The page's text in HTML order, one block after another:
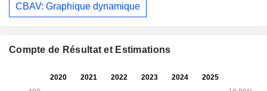
CBAV: Graphique dynamique
Compte de Résultat et Estimations